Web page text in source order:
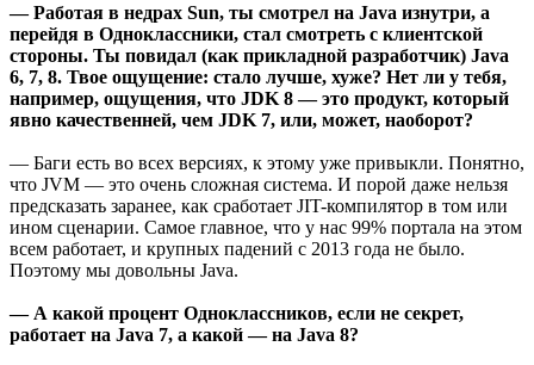
— Работая в недрах Sun, ты смотрел на Java изнутри, а
перейдя в Одноклассники, стал смотреть с клиентской
стороны. Ты повидал (как прикладной разработчик) Java
6, 7, 8. Твое ощущение: стало лучше, хуже? Нет ли у тебя,
например, ощущения, что JDK 8 — это продукт, который
явно качественней, чем JDK 7, или, может, наоборот?
— Баги есть во всех версиях, к этому уже привыкли. Понятно,
что JVM — это очень сложная система. И порой даже нельзя
предсказать заранее, как сработает JIT-компилятор в том или
ином сценарии. Самое главное, что у нас 99% портала на этом
всем работает, и крупных падений с 2013 года не было.
Поэтому мы довольны Java.
— А какой процент Одноклассников, если не секрет,
работает на Java 7, а какой — на Java 8?